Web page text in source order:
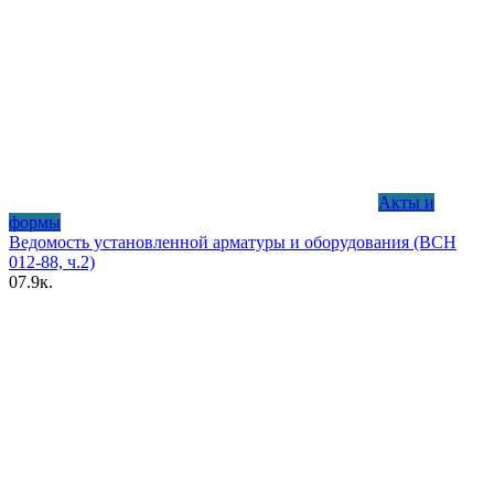
Акты и
формы
Ведомость установленной арматуры и оборудования (ВСН
012-88, ч.2)
07.9к.